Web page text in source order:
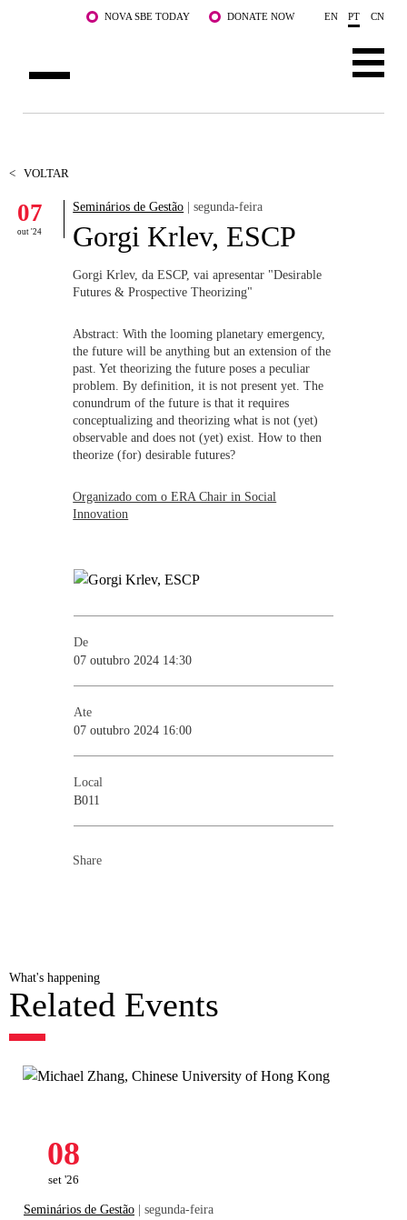
Saltar para o conteúdo principalNOVA SBE TODAY DONATE NOW EN PT CN
DOCENTES E INVESTIGAÇÃO
COMUNIDADE
LIFE AT NOVA SBE
WHAT'S HAPPENING
< VOLTAR
07
out '24
Seminários de Gestão | segunda-feira
Gorgi Krlev, ESCP
Gorgi Krlev, da ESCP, vai apresentar "Desirable
Futures & Prospective Theorizing"
Abstract: With the looming planetary emergency,
the future will be anything but an extension of the
past. Yet theorizing the future poses a peculiar
problem. By definition, it is not present yet. The
conundrum of the future is that it requires
conceptualizing and theorizing what is not (yet)
observable and does not (yet) exist. How to then
theorize (for) desirable futures?
Organizado com o ERA Chair in Social
Innovation
De
07 outubro 2024 14:30
Ate
07 outubro 2024 16:00
Local
B011
Share
What's happening
Related Events
08
set '26
Seminários de Gestão | segunda-feira